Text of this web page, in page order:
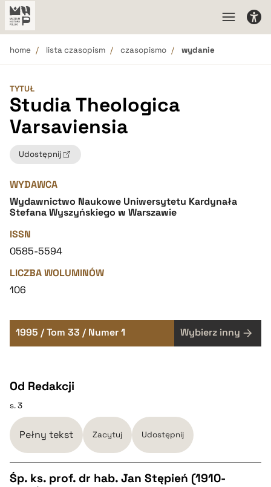
home lista czasopism czasopismo wydanie
TYTUŁ
Studia Theologica
Varsaviensia
Udostępnij
WYDAWCA
Wydawnictwo Naukowe Uniwersytetu Kardynała
Stefana Wyszyńskiego w Warszawie
ISSN
0585-5594
LICZBA WOLUMINÓW
106
1995 / Tom 33 / Numer 1 Wybierz inny
Od Redakcji
s. 3
Pełny tekst Zacytuj Udostępnij
Śp. ks. prof. dr hab. Jan Stępień (1910-